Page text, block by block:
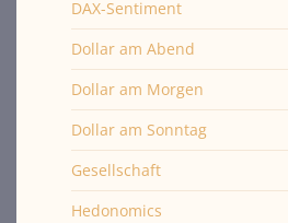
DAX-Sentiment
Dollar am Abend
Dollar am Morgen
Dollar am Sonntag
Gesellschaft
Hedonomics